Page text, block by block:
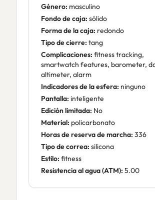
Género: masculino
Fondo de caja: sólido
Forma de la caja: redondo
Tipo de cierre: tang
Complicaciones: fitness tracking,
smartwatch features, barometer,
altimeter, alarm
Indicadores de la esfera: ninguno
Pantalla: inteligente
Edición limitada: No
Material: policarbonato
Horas de reserva de marcha: 336
Tipo de correa: silicona
Estilo: fitness
Resistencia al agua (ATM): 5.00